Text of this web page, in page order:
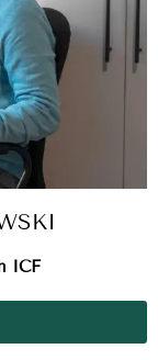
ICF